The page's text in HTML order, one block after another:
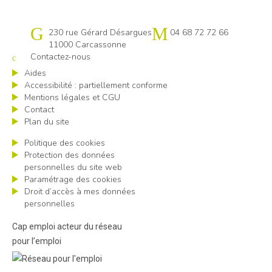
Cap emploi 11
230 rue Gérard Désargues
11000 Carcassonne
04 68 72 72 66
Contactez-nous
Aides
Accessibilité : partiellement conforme
Mentions légales et CGU
Contact
Plan du site
Politique des cookies
Protection des données
personnelles du site web
Paramétrage des cookies
Droit d’accès à mes données
personnelles
Cap emploi acteur du réseau
pour l’emploi